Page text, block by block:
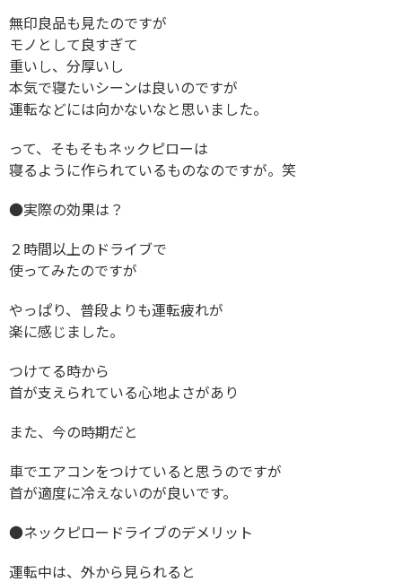
無印良品も見たのですが
モノとして良すぎて
重いし、分厚いし
本気で寝たいシーンは良いのですが
運転などには向かないなと思いました。
って、そもそもネックピローは
寝るように作られているものなのですが。笑
●実際の効果は？
２時間以上のドライブで
使ってみたのですが
やっぱり、普段よりも運転疲れが
楽に感じました。
つけてる時から
首が支えられている心地よさがあり
また、今の時期だと
車でエアコンをつけていると思うのですが
首が適度に冷えないのが良いです。
●ネックピロードライブのデメリット
運転中は、外から見られると